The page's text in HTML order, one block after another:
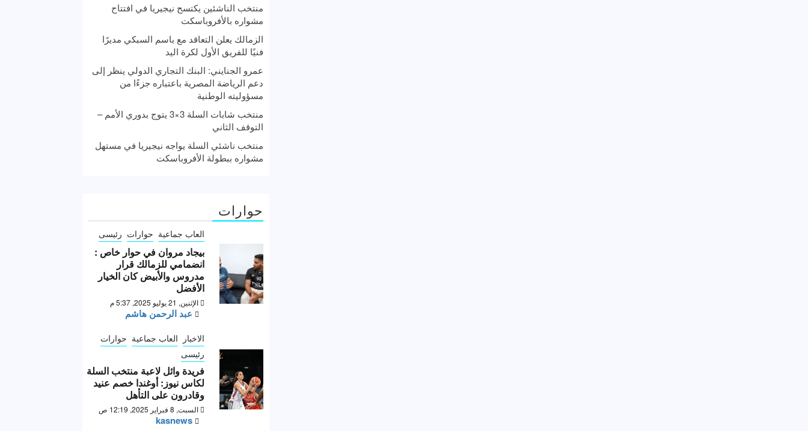
منتخب الناشئين يكتسح نيجيريا في افتتاح
مشواره بالأفروباسكت
الزمالك يعلن التعاقد مع باسم السبكي مديرًا
فنيًا للفريق الأول لكرة اليد
عمرو الجنايني: البنك التجاري الدولي ينظر إلى
دعم الرياضة المصرية باعتباره جزءًا من
مسؤوليته الوطنية
منتخب شابات السلة 3×3 يتوج بدوري الأمم –
التوقف الثاني
منتخب ناشئي السلة يواجه نيجيريا في مستهل
مشواره ببطولة الأفروباسكت
حوارات
العاب جماعية حوارات رئيسى
بيجاد مروان في حوار خاص :
انضمامي للزمالك قرار
مدروس والأبيض كان الخيار
الأفضل
الإثنين, 21 يوليو 2025, 5:37 م
عبد الرحمن هاشم
الاخبار العاب جماعية حوارات
رئيسى
فريدة وائل لاعبة منتخب السلة
لكاس نيوز: أوغندا خصم عنيد
وقادرون على التأهل
السبت, 8 فبراير 2025, 12:19 ص
kasnews